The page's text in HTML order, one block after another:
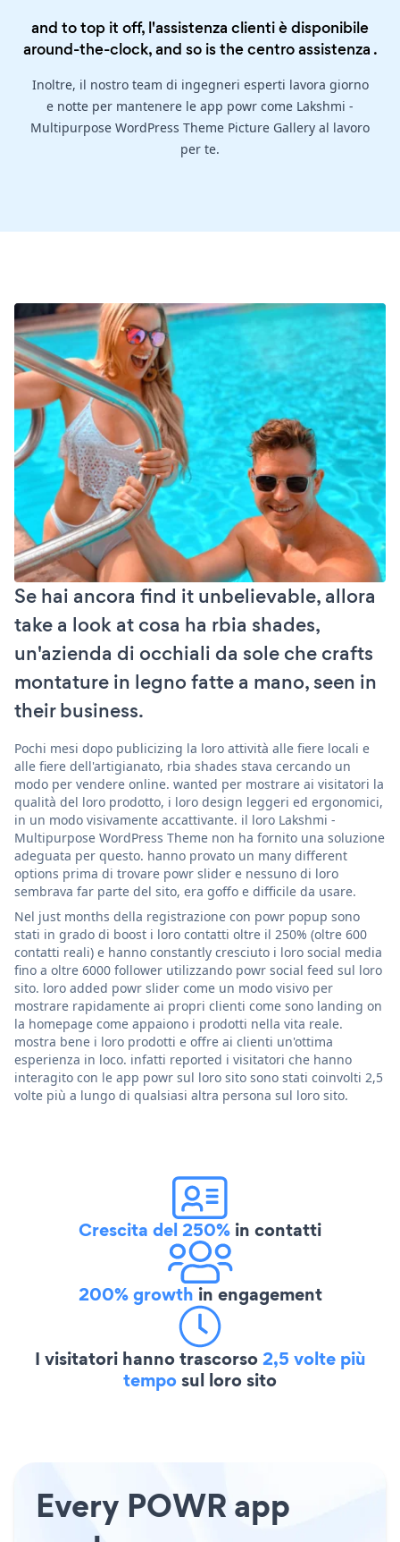
and to top it off, l'assistenza clienti è disponibile
around-the-clock, and so is thecentro assistenza .
Inoltre, il nostro team di ingegneri esperti lavora giorno
e notte per mantenere le app powr come Lakshmi -
Multipurpose WordPress Theme Picture Gallery al lavoro
per te.
Se hai ancora find it unbelievable, allora
take a look at cosa ha rbia shades,
un'azienda di occhiali da sole che crafts
montature in legno fatte a mano, seen in
their business.
Pochi mesi dopo publicizing la loro attività alle fiere locali e
alle fiere dell'artigianato, rbia shades stava cercando un
modo per vendere online. wanted per mostrare ai visitatori la
qualità del loro prodotto, i loro design leggeri ed ergonomici,
in un modo visivamente accattivante. il loro Lakshmi -
Multipurpose WordPress Theme non ha fornito una soluzione
adeguata per questo. hanno provato un many different
options prima di trovare powr slider e nessuno di loro
sembrava far parte del sito, era goffo e difficile da usare.
Nel just months della registrazione con powr popup sono
stati in grado di boost i loro contatti oltre il 250% (oltre 600
contatti reali) e hanno constantly cresciuto i loro social media
fino a oltre 6000 follower utilizzando powr social feed sul loro
sito. loro added powr slider come un modo visivo per
mostrare rapidamente ai propri clienti come sono landing on
la homepage come appaiono i prodotti nella vita reale.
mostra bene i loro prodotti e offre ai clienti un'ottima
esperienza in loco. infatti reported i visitatori che hanno
interagito con le app powr sul loro sito sono stati coinvolti 2,5
volte più a lungo di qualsiasi altra persona sul loro sito.
Crescita del 250% in contatti
200% growth in engagement
I visitatori hanno trascorso2,5 volte più
temposul loro sito
Every POWR app